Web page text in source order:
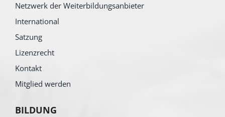
Netzwerk der Weiterbildungsanbieter
International
Satzung
Lizenzrecht
Kontakt
Mitglied werden
BILDUNG